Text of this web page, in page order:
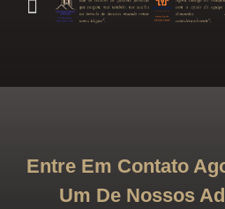
Entre Em Contato
Um De Nossos